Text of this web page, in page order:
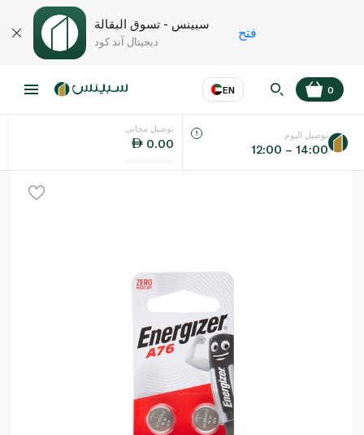
سبينس - تسوق البقالة
ديجيتال آند كود
فتح
EN
اللغة عر
0
توصيل مجاني
0.00
توصيل اليوم
12:00 – 14:00